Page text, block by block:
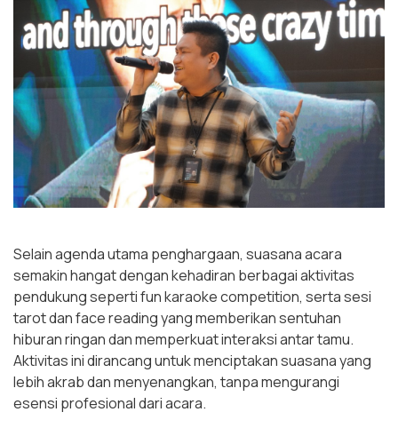
Selain agenda utama penghargaan, suasana acara
semakin hangat dengan kehadiran berbagai aktivitas
pendukung seperti fun karaoke competition, serta sesi
tarot dan face reading yang memberikan sentuhan
hiburan ringan dan memperkuat interaksi antar tamu.
Aktivitas ini dirancang untuk menciptakan suasana yang
lebih akrab dan menyenangkan, tanpa mengurangi
esensi profesional dari acara.